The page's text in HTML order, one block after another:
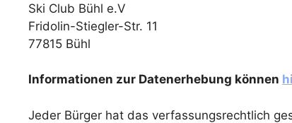
Ski Club Bühl e.V
Fridolin-Stiegler-Str. 11
77815 Bühl
Informationen zur Datenerhebung können
Jeder Bürger hat das verfassungsrechtlich